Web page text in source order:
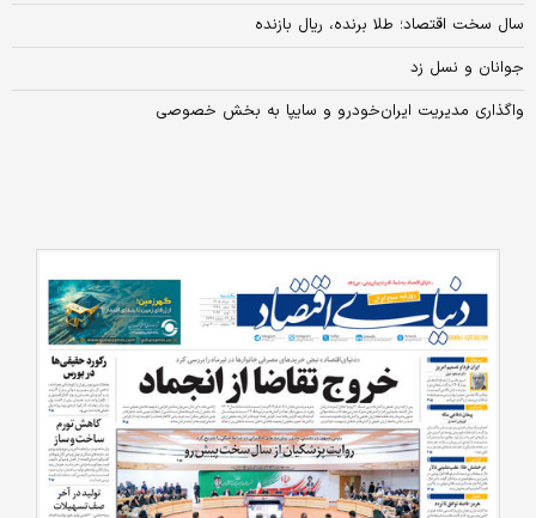
سال سخت اقتصاد؛ طلا برنده، ریال بازنده
جوانان و نسل زد
واگذاری مدیریت ایران‌خودرو و سایپا به بخش خصوصی